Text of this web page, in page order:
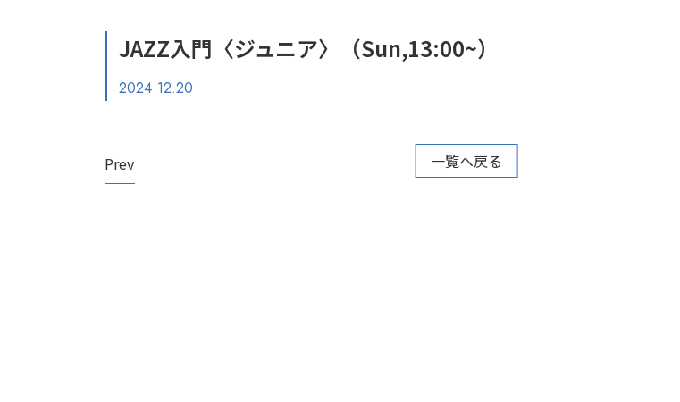
JAZZ入門〈ジュニア〉（Sun,13:00~）
2024.12.20
Prev 一覧へ戻る